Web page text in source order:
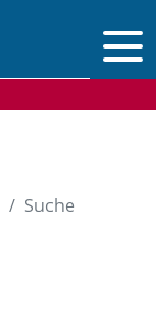
Suche